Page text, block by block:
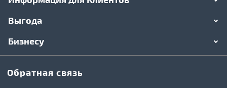
Выгода
Бизнесу
Обратная связь